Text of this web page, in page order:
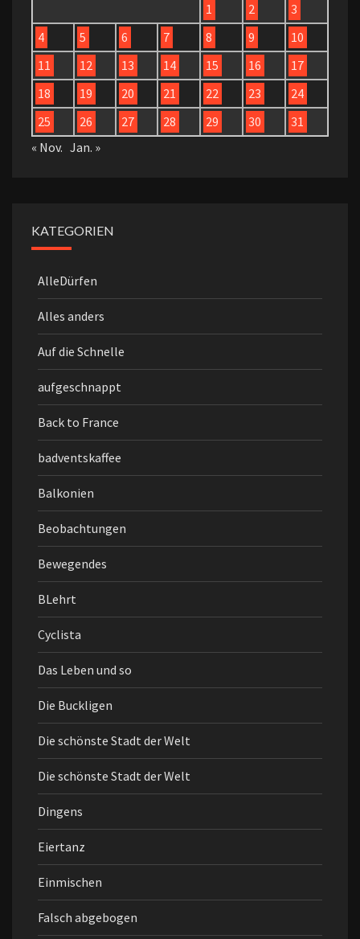
1
2
3
4
5 6 7 8 9
10
11
12 13 14 15 16
17
18
19 20 21 22 23
24
25
26 27 28 29 30
31
« Nov. Jan. »
KATEGORIEN
AlleDürfen
Alles anders
Auf die Schnelle
aufgeschnappt
Back to France
badventskaffee
Balkonien
Beobachtungen
Bewegendes
BLehrt
Cyclista
Das Leben und so
Die Buckligen
Die schönste Stadt der Welt
Die schönste Stadt der Welt
Dingens
Eiertanz
Einmischen
Falsch abgebogen